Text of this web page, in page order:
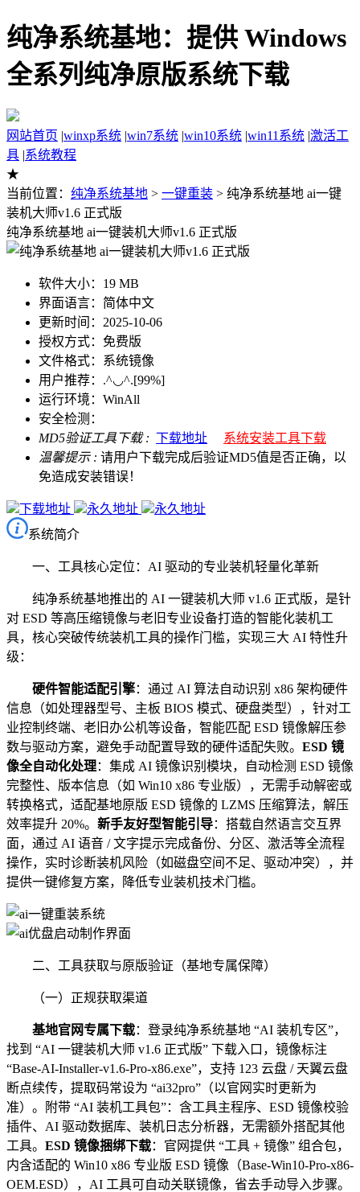
纯净系统基地：提供 Windows
全系列纯净原版系统下载
网站首页 |winxp系统 |win7系统 |win10系统 |win11系统 |激活工
具 |系统教程
★
当前位置： 纯净系统基地 > 一键重装 > 纯净系统基地 ai一键
装机大师v1.6 正式版
纯净系统基地 ai一键装机大师v1.6 正式版
软件大小：19 MB
界面语言：简体中文
更新时间：2025-10-06
授权方式：免费版
文件格式：系统镜像
用户推荐：.^◡^.[99%]
运行环境：WinAll
安全检测：
MD5验证工具下载 : 下载地址
系统安装工具下载
温馨提示 : 请用户下载完成后验证MD5值是否正确，以
免造成安装错误！
下载地址 永久地址
永久地址
系统简介
一、工具核心定位：AI 驱动的专业装机轻量化革新
纯净系统基地推出的 AI 一键装机大师 v1.6 正式版，是针
对 ESD 等高压缩镜像与老旧专业设备打造的智能化装机工
具，核心突破传统装机工具的操作门槛，实现三大 AI 特性升
级：
硬件智能适配引擎：通过 AI 算法自动识别 x86 架构硬件
信息（如处理器型号、主板 BIOS 模式、硬盘类型），针对工
业控制终端、老旧办公机等设备，智能匹配 ESD 镜像解压参
数与驱动方案，避免手动配置导致的硬件适配失败。 ESD 镜
像全自动化处理：集成 AI 镜像识别模块，自动检测 ESD 镜像
完整性、版本信息（如 Win10 x86 专业版），无需手动解密或
转换格式，适配基地原版 ESD 镜像的 LZMS 压缩算法，解压
效率提升 20%。 新手友好型智能引导：搭载自然语言交互界
面，通过 AI 语音 / 文字提示完成备份、分区、激活等全流程
操作，实时诊断装机风险（如磁盘空间不足、驱动冲突），并
提供一键修复方案，降低专业装机技术门槛。
二、工具获取与原版验证（基地专属保障）
（一）正规获取渠道
基地官网专属下载：登录纯净系统基地 “AI 装机专区”，
找到 “AI 一键装机大师 v1.6 正式版” 下载入口，镜像标注
“Base-AI-Installer-v1.6-Pro-x86.exe”，支持 123 云盘 / 天翼云盘
断点续传，提取码常设为 “ai32pro”（以官网实时更新为
准）。附带 “AI 装机工具包”：含工具主程序、ESD 镜像校验
插件、AI 驱动数据库、装机日志分析器，无需额外搭配其他
工具。 ESD 镜像捆绑下载：官网提供 “工具 + 镜像” 组合包，
内含适配的 Win10 x86 专业版 ESD 镜像（Base-Win10-Pro-x86-
OEM.ESD），AI 工具可自动关联镜像，省去手动导入步骤。